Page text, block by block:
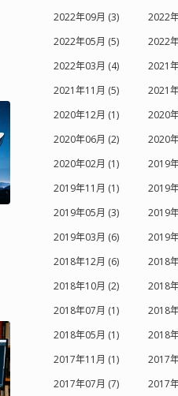
2022年09月 (3)
2022
2022年05月 (5)
2022
2022年03月 (4)
2021
2021年11月 (5)
2021
2020年12月 (1)
2020
2020年06月 (2)
2020
2020年02月 (1)
2019
2019年11月 (1)
2019
2019年05月 (3)
2019
2019年03月 (6)
2019
2018年12月 (6)
2018
2018年10月 (2)
2018
2018年07月 (1)
2018
2018年05月 (1)
2018
2017年11月 (1)
2017
2017年07月 (7)
2017